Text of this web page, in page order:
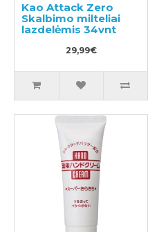
Kao Attack Zero
Skalbimo milteliai
lazdelėmis 34vnt
29,99€